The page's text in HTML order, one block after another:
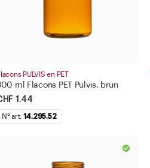
PULVIS en PET
ml Flacons PET Pulvis, brun
1.44
N° art. 14.295.52